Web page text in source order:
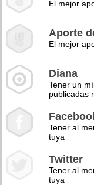
El mejor
Aporte
El mejor
Diana
Tener un
publicadas
Tener al
tuya
Twitter
Tener al
tuya